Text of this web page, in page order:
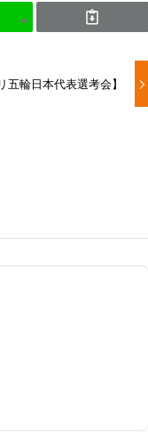
五輪日本代表選考会】